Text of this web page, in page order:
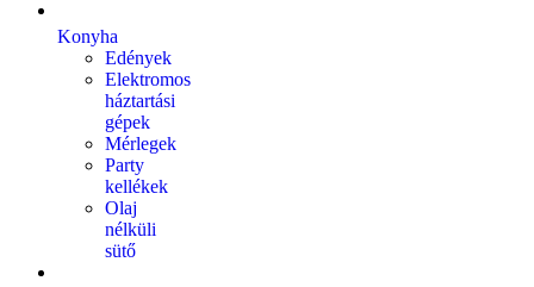
Konyha
Edények
Elektromos
háztartási
gépek
Mérlegek
Party
kellékek
Olaj
nélküli
sütő